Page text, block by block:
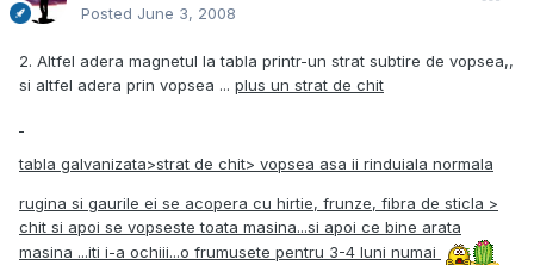
Posted June 3, 2008
2. Altfel adera magnetul la tabla printr-un strat subtire de vopsea,,
si altfel adera prin vopsea ... plus un strat de chit
tabla galvanizata>strat de chit> vopsea asa ii rinduiala normala
rugina si gaurile ei se acopera cu hirtie, frunze, fibra de sticla >
chit si apoi se vopseste toata masina...si apoi ce bine arata
masina ...iti i-a ochiii...o frumusete pentru 3-4 luni numai